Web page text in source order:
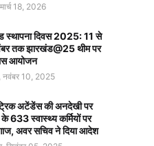
18, 2026
स्थापना दिवस 2025: 11 से
तक झारखंड@25 थीम पर
आयोजन
नवंबर 10, 2025
अटेंडेंस की अनदेखी पर
के 633 स्वास्थ्य कर्मियों पर
गाज, अवर सचिव ने दिया आदेश